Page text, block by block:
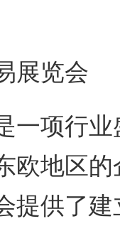
展览会
一项行
欧地区
提供了